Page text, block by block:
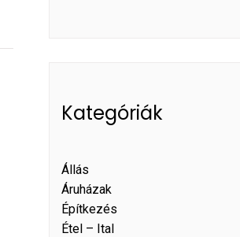
Kategóriák
Állás
Áruházak
Építkezés
Étel – Ital